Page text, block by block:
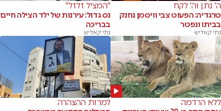
ה' נתן וה' לקח
טרגדיה: הפעוט צבי וויסמן נחנק
בביתו ונפטר
נתי קאליש
"המציל זלזל"
נס גדול: עירנות של ילד הצילה חיים
בבריכה
נתי קאליש
ללא הרדמה
למרות ההצהרה